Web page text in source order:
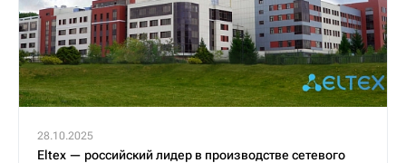
28.10.2025
Eltex — российский лидер в производстве сетевого